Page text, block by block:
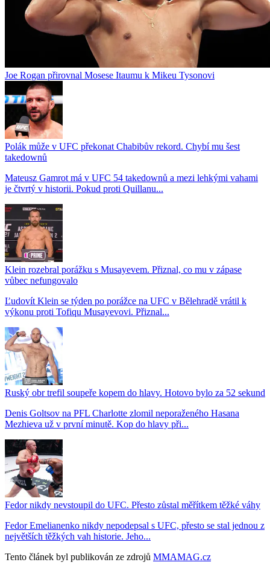
Joe Rogan přirovnal Mosese Itaumu k Mikeu Tysonovi
Polák může v UFC překonat Chabibův rekord. Chybí mu šest
takedownů
Mateusz Gamrot má v UFC 54 takedownů a mezi lehkými vahami
je čtvrtý v historii. Pokud proti Quillanu...
Klein rozebral porážku s Musayevem. Přiznal, co mu v zápase
vůbec nefungovalo
Ľudovít Klein se týden po porážce na UFC v Bělehradě vrátil k
výkonu proti Tofiqu Musayevovi. Přiznal...
Ruský obr trefil soupeře kopem do hlavy. Hotovo bylo za 52 sekund
Denis Goltsov na PFL Charlotte zlomil neporaženého Hasana
Mezhieva už v první minutě. Kop do hlavy při...
Fedor nikdy nevstoupil do UFC. Přesto zůstal měřítkem těžké váhy
Fedor Emelianenko nikdy nepodepsal s UFC, přesto se stal jednou z
největších těžkých vah historie. Jeho...
Tento článek byl publikován ze zdrojů MMAMAG.cz